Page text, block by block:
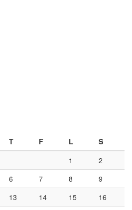
T F L
S
1
2
6 7 8
9
13 14 15
16